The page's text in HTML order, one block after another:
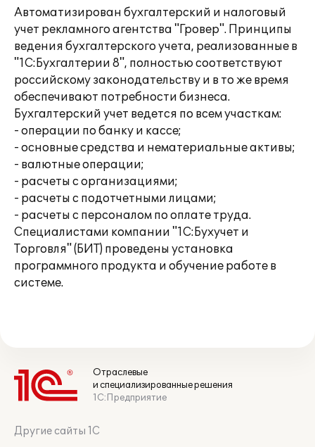
Автоматизирован бухгалтерский и налоговый
учет рекламного агентства "Гровер". Принципы
ведения бухгалтерского учета, реализованные в
"1С:Бухгалтерии 8", полностью соответствуют
российскому законодательству и в то же время
обеспечивают потребности бизнеса.
Бухгалтерский учет ведется по всем участкам:
- операции по банку и кассе;
- основные средства и нематериальные активы;
- валютные операции;
- расчеты с организациями;
- расчеты с подотчетными лицами;
- расчеты с персоналом по оплате труда.
Специалистами компании "1С:Бухучет и
Торговля" (БИТ) проведены установка
программного продукта и обучение работе в
системе.
Отраслевые
и специализированные решения
1С:Предприятие
Другие сайты 1С